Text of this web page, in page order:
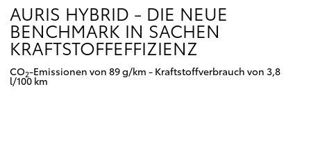
AURIS HYBRID - DIE NEUE
BENCHMARK IN SACHEN
KRAFTSTOFFEFFIZIENZ
CO2-Emissionen von 89 g/km - Kraftstoffverbrauch von 3,8
l/100 km